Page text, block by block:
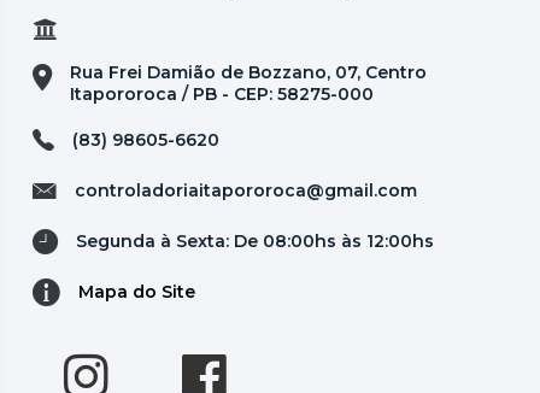
Rua Frei Damião de Bozzano, 07, Centro
Itapororoca / PB - CEP: 58275-000
(83) 98605-6620
controladoriaitapororoca@gmail.com
Segunda à Sexta: De 08:00hs às 12:00hs
Mapa do Site